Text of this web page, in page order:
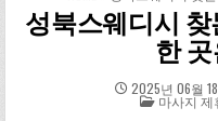
성북스웨디시
한
2025년 06월
POSTED IN
마사지 제